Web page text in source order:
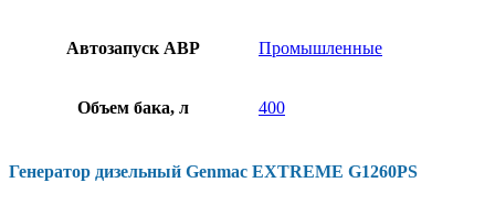
Автозапуск АВР Промышленные
Объем бака, л 400
Генератор дизельный Genmac EXTREME G1260PS